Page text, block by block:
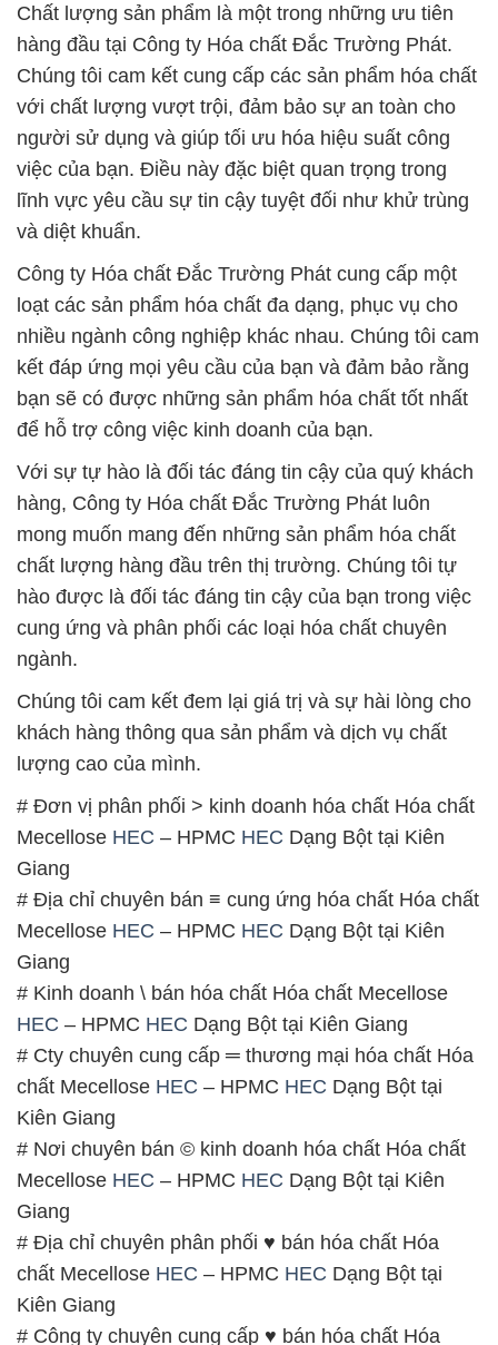
Chất lượng sản phẩm là một trong những ưu tiên
hàng đầu tại Công ty Hóa chất Đắc Trường Phát.
Chúng tôi cam kết cung cấp các sản phẩm hóa chất
với chất lượng vượt trội, đảm bảo sự an toàn cho
người sử dụng và giúp tối ưu hóa hiệu suất công
việc của bạn. Điều này đặc biệt quan trọng trong
lĩnh vực yêu cầu sự tin cậy tuyệt đối như khử trùng
và diệt khuẩn.
Công ty Hóa chất Đắc Trường Phát cung cấp một
loạt các sản phẩm hóa chất đa dạng, phục vụ cho
nhiều ngành công nghiệp khác nhau. Chúng tôi cam
kết đáp ứng mọi yêu cầu của bạn và đảm bảo rằng
bạn sẽ có được những sản phẩm hóa chất tốt nhất
để hỗ trợ công việc kinh doanh của bạn.
Với sự tự hào là đối tác đáng tin cậy của quý khách
hàng, Công ty Hóa chất Đắc Trường Phát luôn
mong muốn mang đến những sản phẩm hóa chất
chất lượng hàng đầu trên thị trường. Chúng tôi tự
hào được là đối tác đáng tin cậy của bạn trong việc
cung ứng và phân phối các loại hóa chất chuyên
ngành.
Chúng tôi cam kết đem lại giá trị và sự hài lòng cho
khách hàng thông qua sản phẩm và dịch vụ chất
lượng cao của mình.
# Đơn vị phân phối > kinh doanh hóa chất Hóa chất
Mecellose HEC – HPMC HEC Dạng Bột tại Kiên
Giang
# Địa chỉ chuyên bán ≡ cung ứng hóa chất Hóa chất
Mecellose HEC – HPMC HEC Dạng Bột tại Kiên
Giang
# Kinh doanh \ bán hóa chất Hóa chất Mecellose
HEC – HPMC HEC Dạng Bột tại Kiên Giang
# Cty chuyên cung cấp ═ thương mại hóa chất Hóa
chất Mecellose HEC – HPMC HEC Dạng Bột tại
Kiên Giang
# Nơi chuyên bán © kinh doanh hóa chất Hóa chất
Mecellose HEC – HPMC HEC Dạng Bột tại Kiên
Giang
# Địa chỉ chuyên phân phối ♥ bán hóa chất Hóa
chất Mecellose HEC – HPMC HEC Dạng Bột tại
Kiên Giang
# Công ty chuyên cung cấp ♥ bán hóa chất Hóa